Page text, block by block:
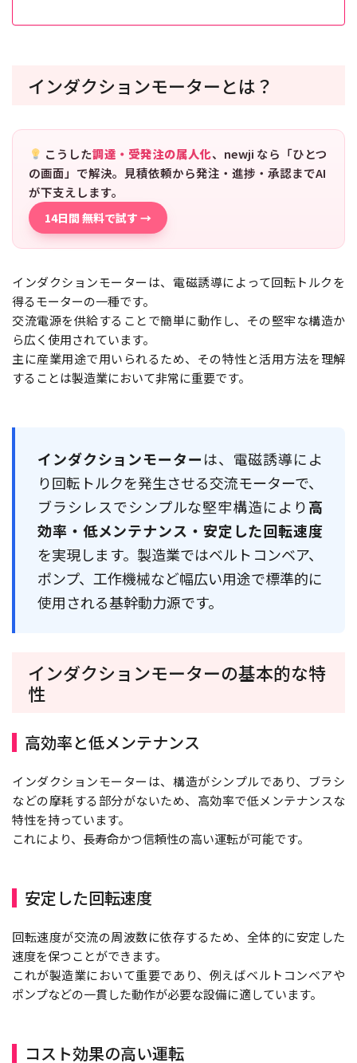
インダクションモーターとは？
こうした調達・受発注の属人化、newji なら「ひとつ
の画面」で解決。見積依頼から発注・進捗・承認までAI
が下支えします。
14日間 無料で試す →
インダクションモーターは、電磁誘導によって回転トルクを
得るモーターの一種です。
交流電源を供給することで簡単に動作し、その堅牢な構造か
ら広く使用されています。
主に産業用途で用いられるため、その特性と活用方法を理解
することは製造業において非常に重要です。
インダクションモーターは、電磁誘導によ
り回転トルクを発生させる交流モーターで、
ブラシレスでシンプルな堅牢構造により高
効率・低メンテナンス・安定した回転速度
を実現します。製造業ではベルトコンベア、
ポンプ、工作機械など幅広い用途で標準的に
使用される基幹動力源です。
インダクションモーターの基本的な特
性
高効率と低メンテナンス
インダクションモーターは、構造がシンプルであり、ブラシ
などの摩耗する部分がないため、高効率で低メンテナンスな
特性を持っています。
これにより、長寿命かつ信頼性の高い運転が可能です。
安定した回転速度
回転速度が交流の周波数に依存するため、全体的に安定した
速度を保つことができます。
これが製造業において重要であり、例えばベルトコンベアや
ポンプなどの一貫した動作が必要な設備に適しています。
コスト効果の高い運転